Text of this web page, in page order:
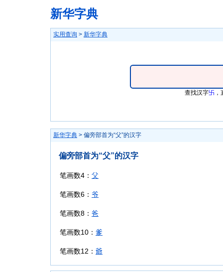
新华字典
实用查询 > 新华字典
查找汉字卐
新华字典 > 偏旁部首为“父”的汉字
偏旁部首为“父”的汉字
笔画数4： 父
笔画数6： 爷
笔画数8： 爸
笔画数10： 爹
笔画数12： 爺